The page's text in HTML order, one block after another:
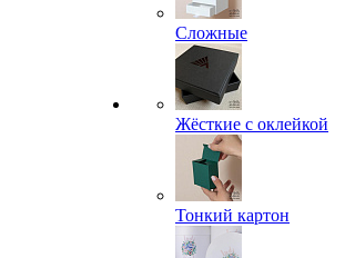
Сложные
Жёсткие с оклейкой
Тонкий картон